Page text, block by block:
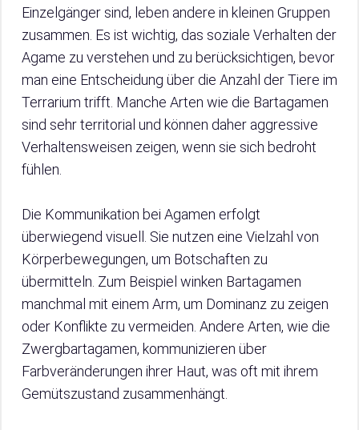
Einzelgänger sind, leben andere in kleinen Gruppen
zusammen. Es ist wichtig, das soziale Verhalten der
Agame zu verstehen und zu berücksichtigen, bevor
man eine Entscheidung über die Anzahl der Tiere im
Terrarium trifft. Manche Arten wie die Bartagamen
sind sehr territorial und können daher aggressive
Verhaltensweisen zeigen, wenn sie sich bedroht
fühlen.
Die Kommunikation bei Agamen erfolgt
überwiegend visuell. Sie nutzen eine Vielzahl von
Körperbewegungen, um Botschaften zu
übermitteln. Zum Beispiel winken Bartagamen
manchmal mit einem Arm, um Dominanz zu zeigen
oder Konflikte zu vermeiden. Andere Arten, wie die
Zwergbartagamen, kommunizieren über
Farbveränderungen ihrer Haut, was oft mit ihrem
Gemütszustand zusammenhängt.